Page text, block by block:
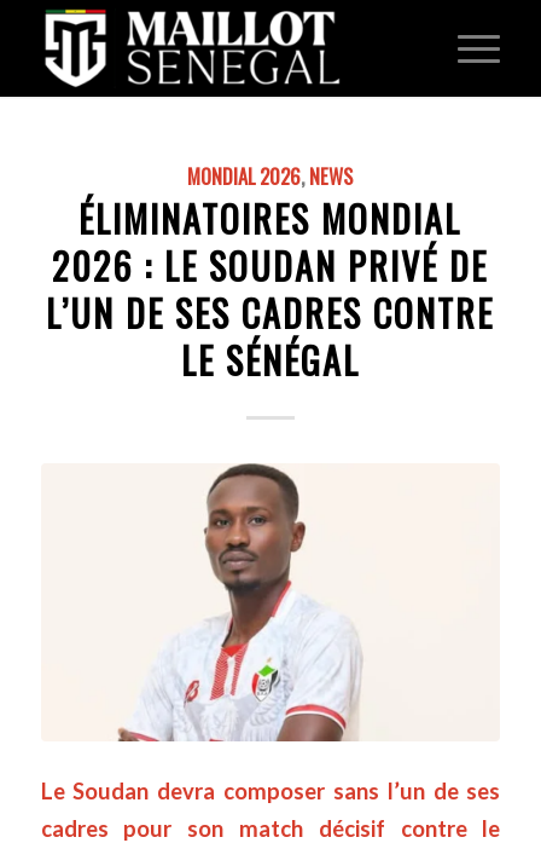
MONDIAL 2026,NEWS
ÉLIMINATOIRES MONDIAL
2026 : LE SOUDAN PRIVÉ DE
L’UN DE SES CADRES CONTRE
LE SÉNÉGAL
Le Soudan devra composer sans l’un de ses
cadres pour son match décisif contre le